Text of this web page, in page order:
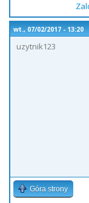
wt., 07/02/2017 - 13:20
uzytnik123
Góra strony